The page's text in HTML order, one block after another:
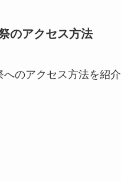
のアクセス方法
のアクセス方法を紹介